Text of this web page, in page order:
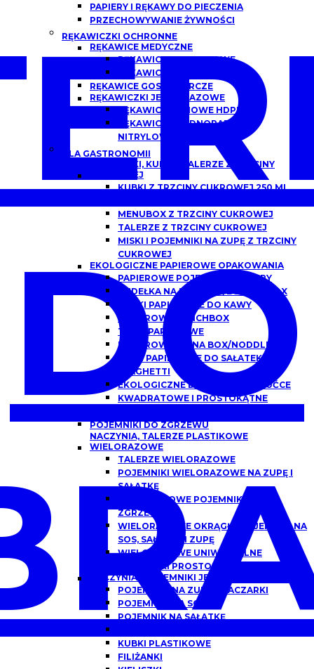
DO
PAPIERY I RĘKAWY DO PIECZENIA
PRZECHOWYWANIE ŻYWNOŚCI
RĘKAWICZKI OCHRONNE
RĘKAWICE MEDYCZNE
RĘKAWICZKI NITRYLOWE
RĘKAWICZKI LATEKSOWE
RĘKAWICE GOSPODARCZE
RĘKAWICZKI JEDNORAZOWE
RĘKAWICE FOLIOWE HDPE
RĘKAWICZKI JEDNORAZOWE
NITRYLOWE
DLA GASTRONOMII
POJEMNIKI, KUBKI I TALERZE Z TRZCINY
CUKROWEJ
KUBKI Z TRZCINY CUKROWEJ 250 ML,
MENUBOX Z TRZCINY CUKROWEJ
TALERZE Z TRZCINY CUKROWEJ
MISKI I POJEMNIKI NA ZUPĘ Z TRZCINY
CUKROWEJ
EKOLOGICZNE PAPIEROWE OPAKOWANIA
PAPIEROWE POJEMNIKI DO ZUPY
PUDEŁKA NA BURGERY/BURGER BOX
KUBKI PAPIEROWE DO KAWY
PAPIEROWE LUNCHBOX
TACKI PAPIEROWE
PAPIEROWE CHINA BOX/NODDLEBOX
MISKI PAPIEROWE DO SAŁATEK,
SPAGHETTI
EKOLOGICZNE DREWNIANE SZTUĆCE
KWADRATOWE I PROSTOKĄTNE
POJEMNIKI DO ZGRZEWU
NACZYNIA, TALERZE PLASTIKOWE
WIELORAZOWE
TALERZE WIELORAZOWE
POJEMNIKI WIELORAZOWE NA ZUPĘ I
SAŁATKĘ
WIELORAZOWE POJEMNIKI DO
ZGRZEWU
WIELORAZOWE OKRĄGŁE POJEMNIKI NA
SOS, SAŁATKĘ I ZUPĘ
WIELORAZOWE UNIWERSALNE
POJEMNIKI PROSTOKĄTNE
NACZYNIA I POJEMNIKI JEDNORAZOWE
POJEMNIKI NA ZUPĘ, FLACZARKI
POJEMNIKI NA SOS
POJEMNIK NA SAŁATKĘ
KUBKI PLASTIKOWE
FILIŻANKI